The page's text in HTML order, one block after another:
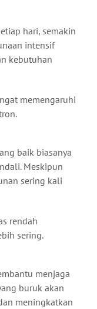
hari, semakin
intensif
kebutuhan
memengaruhi
baik biasanya
Meskipun
sering kali
rendah
sering.
menjaga
buruk akan
meningkatkan